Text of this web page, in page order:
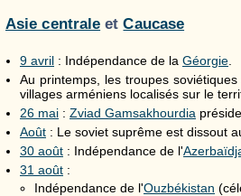
Asie centrale etCaucase
9 avril : Indépendance de la Géorgie
Au printemps, les troupes
villages arméniens localisés sur le
26 mai : Zviad Gamsakhourdia
Août : Le soviet suprême est dissout
30 août : Indépendance de l'
31 août :
Indépendance de l'Ouzbékistan